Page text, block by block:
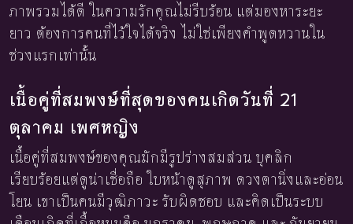
ภาพรวมได้ดี ในความรักคุณไม่รีบร้อน แต่มองหาระยะ
ยาว ต้องการคนที่ไว้ใจได้จริง ไม่ใช่เพียงคำพูดหวานใน
ช่วงแรกเท่านั้น
เนื้อคู่ที่สมพงษ์ที่สุดของคนเกิดวันที่ 21
ตุลาคม เพศหญิง
เนื้อคู่ที่สมพงษ์ของคุณมักมีรูปร่างสมส่วน บุคลิก
เรียบร้อยแต่ดูน่าเชื่อถือ ใบหน้าดูสุภาพ ดวงตานิ่งและอ่อน
โยน เขาเป็นคนมีวุฒิภาวะ รับผิดชอบ และคิดเป็นระบบ